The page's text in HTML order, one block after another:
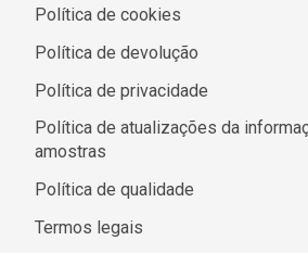
Política de cookies
Política de devolução
Política de privacidade
Política de atualizações da
amostras
Política de qualidade
Termos legais